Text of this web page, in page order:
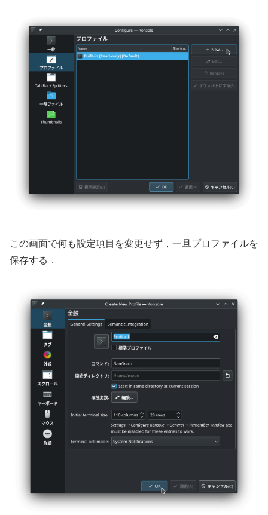
この画面で何も設定項目を変更せず，一旦プロファイルを
保存する．